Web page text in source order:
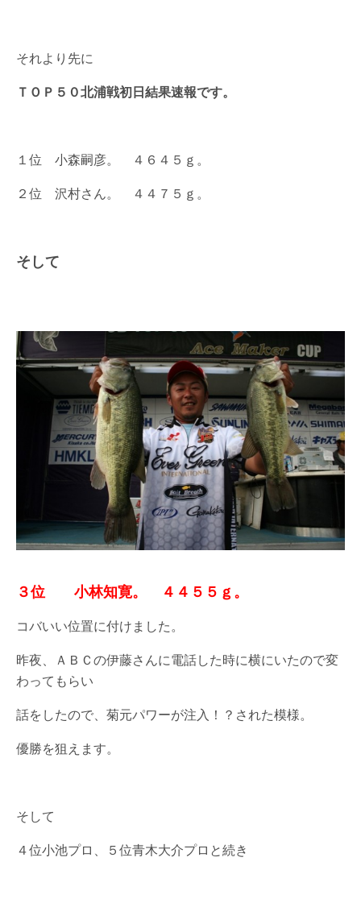
それより先に
ＴＯＰ５０北浦戦初日結果速報です。
１位 小森嗣彦。 ４６４５ｇ。
２位 沢村さん。 ４４７５ｇ。
そして
３位 小林知寛。 ４４５５ｇ。
コバいい位置に付けました。
昨夜、ＡＢＣの伊藤さんに電話した時に横にいたので変
わってもらい
話をしたので、菊元パワーが注入！？された模様。
優勝を狙えます。
そして
４位小池プロ、５位青木大介プロと続き